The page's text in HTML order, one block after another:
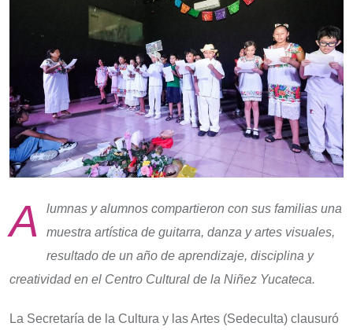
A
lumnas y alumnos compartieron con sus familias una
muestra artística de guitarra, danza y artes visuales,
resultado de un año de aprendizaje, disciplina y
creatividad en el Centro Cultural de la Niñez Yucateca.
La Secretaría de la Cultura y las Artes (Sedeculta) clausuró